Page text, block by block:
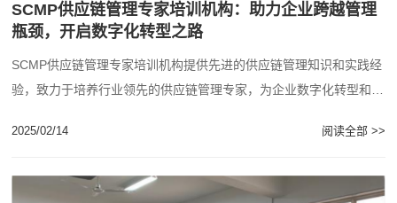
SCMP供应链管理专家培训机构：助力企业跨越管理
瓶颈，开启数字化转型之路
SCMP供应链管理专家培训机构提供先进的供应链管理知识和实践经
验，致力于培养行业领先的供应链管理专家，为企业数字化转型和精
2025/02/14 阅读全部 >>